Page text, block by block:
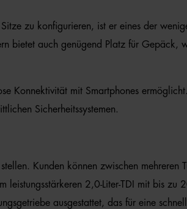
zu konfigurieren, ist er eines der
bietet auch genügend Platz für Gepäck,
Konnektivität mit Smartphones
Sicherheitssystemen.
Kunden können zwischen mehreren
2,0-Liter-TDI mit bis zu
ausgestattet, das für eine